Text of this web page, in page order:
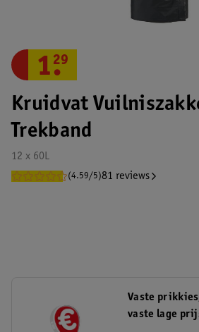
Kruidvat
Trekband
12 x 60L
(4.59/5)81 reviews
1.
29
Vaste
vaste lage